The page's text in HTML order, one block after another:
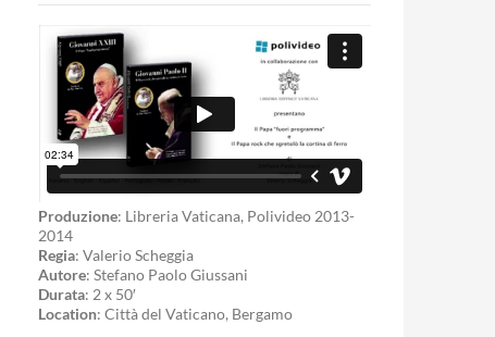
Produzione: Libreria Vaticana, Polivideo 2013-
2014
Regia: Valerio Scheggia
Autore: Stefano Paolo Giussani
Durata: 2 x 50′
Location: Città del Vaticano, Bergamo